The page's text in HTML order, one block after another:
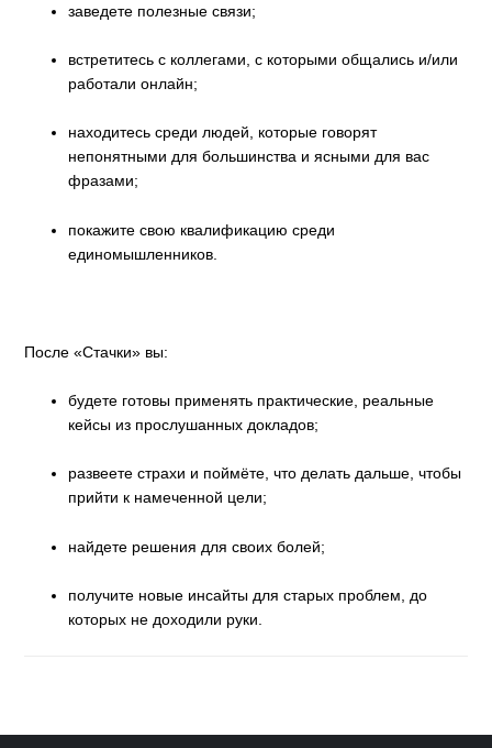
заведете полезные связи;
встретитесь с коллегами, с которыми общались и/или
работали онлайн;
находитесь среди людей, которые говорят
непонятными для большинства и ясными для вас
фразами;
покажите свою квалификацию среди
единомышленников.
После «Стачки» вы:
будете готовы применять практические, реальные
кейсы из прослушанных докладов;
развеете страхи и поймёте, что делать дальше, чтобы
прийти к намеченной цели;
найдете решения для своих болей;
получите новые инсайты для старых проблем, до
которых не доходили руки.